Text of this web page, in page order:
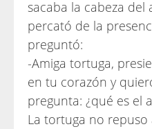
sacaba la cabeza del
percató de la
preguntó:
-Amiga tortuga,
en tu corazón y
pregunta: ¿qué es el
La tortuga no repuso